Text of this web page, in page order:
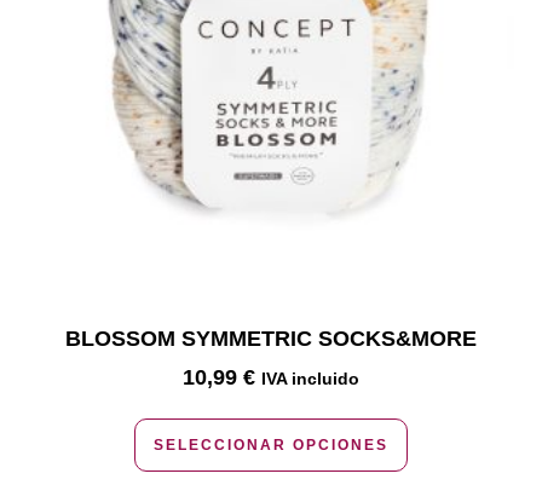
BLOSSOM SYMMETRIC SOCKS&MORE
10,99 € IVA incluido
SELECCIONAR OPCIONES